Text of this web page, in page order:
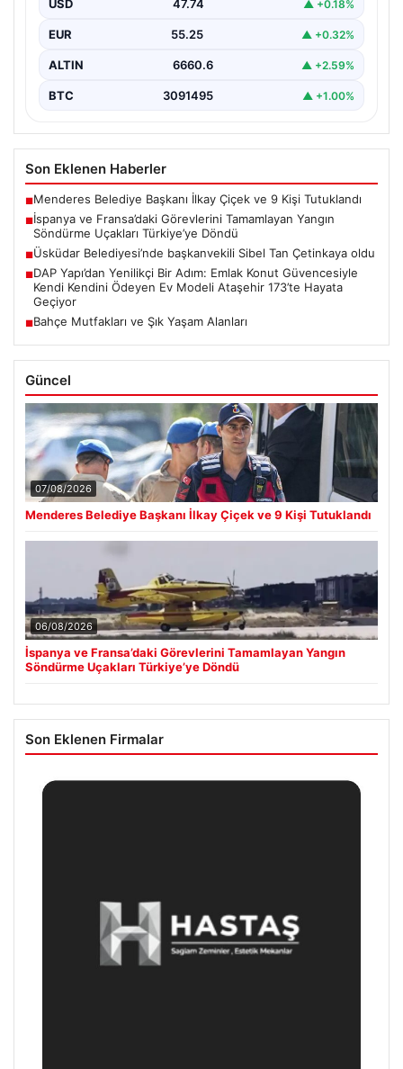
Orman Genel Müdürlüğü tarafından yapılan açıklamada,
büyük…
USD 47.74 ▲ +0.18%
EUR 55.25 ▲ +0.32%
ALTIN 6660.6 ▲ +2.59%
BTC 3091495 ▲ +1.00%
Son Eklenen Haberler
■Menderes Belediye Başkanı İlkay Çiçek ve 9 Kişi Tutuklandı
■İspanya ve Fransa’daki Görevlerini Tamamlayan Yangın
Söndürme Uçakları Türkiye’ye Döndü
■Üsküdar Belediyesi’nde başkanvekili Sibel Tan Çetinkaya oldu
■DAP Yapı’dan Yenilikçi Bir Adım: Emlak Konut Güvencesiyle
Kendi Kendini Ödeyen Ev Modeli Ataşehir 173’te Hayata
Geçiyor
■Bahçe Mutfakları ve Şık Yaşam Alanları
Güncel
07/08/2026
Menderes Belediye Başkanı İlkay Çiçek ve 9 Kişi Tutuklandı
06/08/2026
İspanya ve Fransa’daki Görevlerini Tamamlayan Yangın
Söndürme Uçakları Türkiye’ye Döndü
Son Eklenen Firmalar